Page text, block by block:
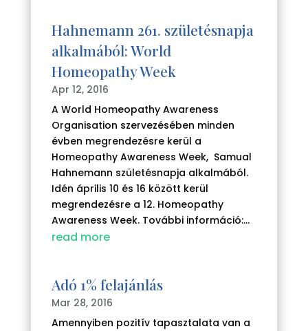
Hahnemann 261. születésnapja
alkalmából: World
Homeopathy Week
Apr 12, 2016
A World Homeopathy Awareness
Organisation szervezésében minden
évben megrendezésre kerül a
Homeopathy Awareness Week, Samual
Hahnemann születésnapja alkalmából.
Idén április 10 és 16 között kerül
megrendezésre a 12. Homeopathy
Awareness Week. További információ:...
read more
Adó 1% felajánlás
Mar 28, 2016
Amennyiben pozitív tapasztalata van a